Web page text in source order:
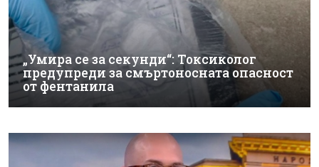
„Умира се за секунди“: Токсиколог
предупреди за смъртоносната опасност
от фентанила